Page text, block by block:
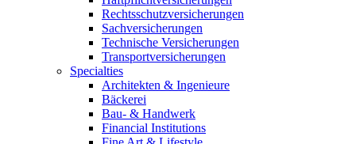
Rechtsschutzversicherungen
Sachversicherungen
Technische Versicherungen
Transportversicherungen
Specialties
Architekten & Ingenieure
Bäckerei
Bau- & Handwerk
Financial Institutions